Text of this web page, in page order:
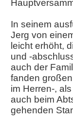
In seinem
Jerg von
leicht erhöht,
und -
auch der
fanden
im Herren-,
auch beim
gehenden